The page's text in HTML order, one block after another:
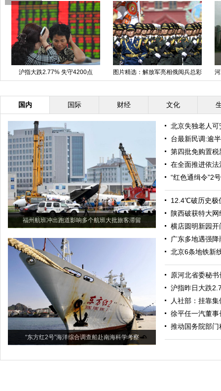
沪指大跌2.77% 失守4200点
图片精选：解放军亮相俄阅兵总彩
排
国内 国际 财经 文化
福州航班冲出跑道影响多个航班大批旅客滞留
“东方红2号”海洋综合调查船赴南海科学考察
北京失独老人
台最新民调:逾
第四批免购置
在全面推进依
“红色通缉令”2
12.4℃破历史极
陕西破获特大
横店圆明新园
广东多地遇强降
北京6条地铁新
原河北省委秘
沪指昨日大跌
人社部：挂靠
徐平任一汽董
推动国务院部